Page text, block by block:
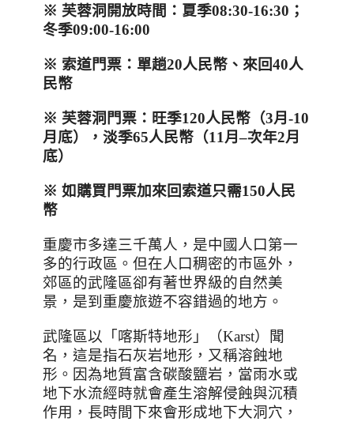
※ 芙蓉洞開放時間 ： 夏季08:30-16:30 ；
冬季09:00-16:00
※ 索道門票：單趟20人民幣、來回40人
民幣
※ 芙蓉洞門票：旺季120人民幣（3月 -10
月底），淡季65人民幣（11月–次年2月
底）
※ 如購買門票加來回索道只需150人民
幣
重慶市多達三千萬人，是中國人口第一
多的行政區。但在人口稠密的市區外，
郊區的武隆區卻有著世界級的自然美
景，是到重慶旅遊不容錯過的地方。
武隆區以「喀斯特地形」（Karst）聞
名，這是指石灰岩地形，又稱溶蝕地
形。因為地質富含碳酸鹽岩，當雨水或
地下水流經時就會產生溶解侵蝕與沉積
作用，長時間下來會形成地下大洞穴，